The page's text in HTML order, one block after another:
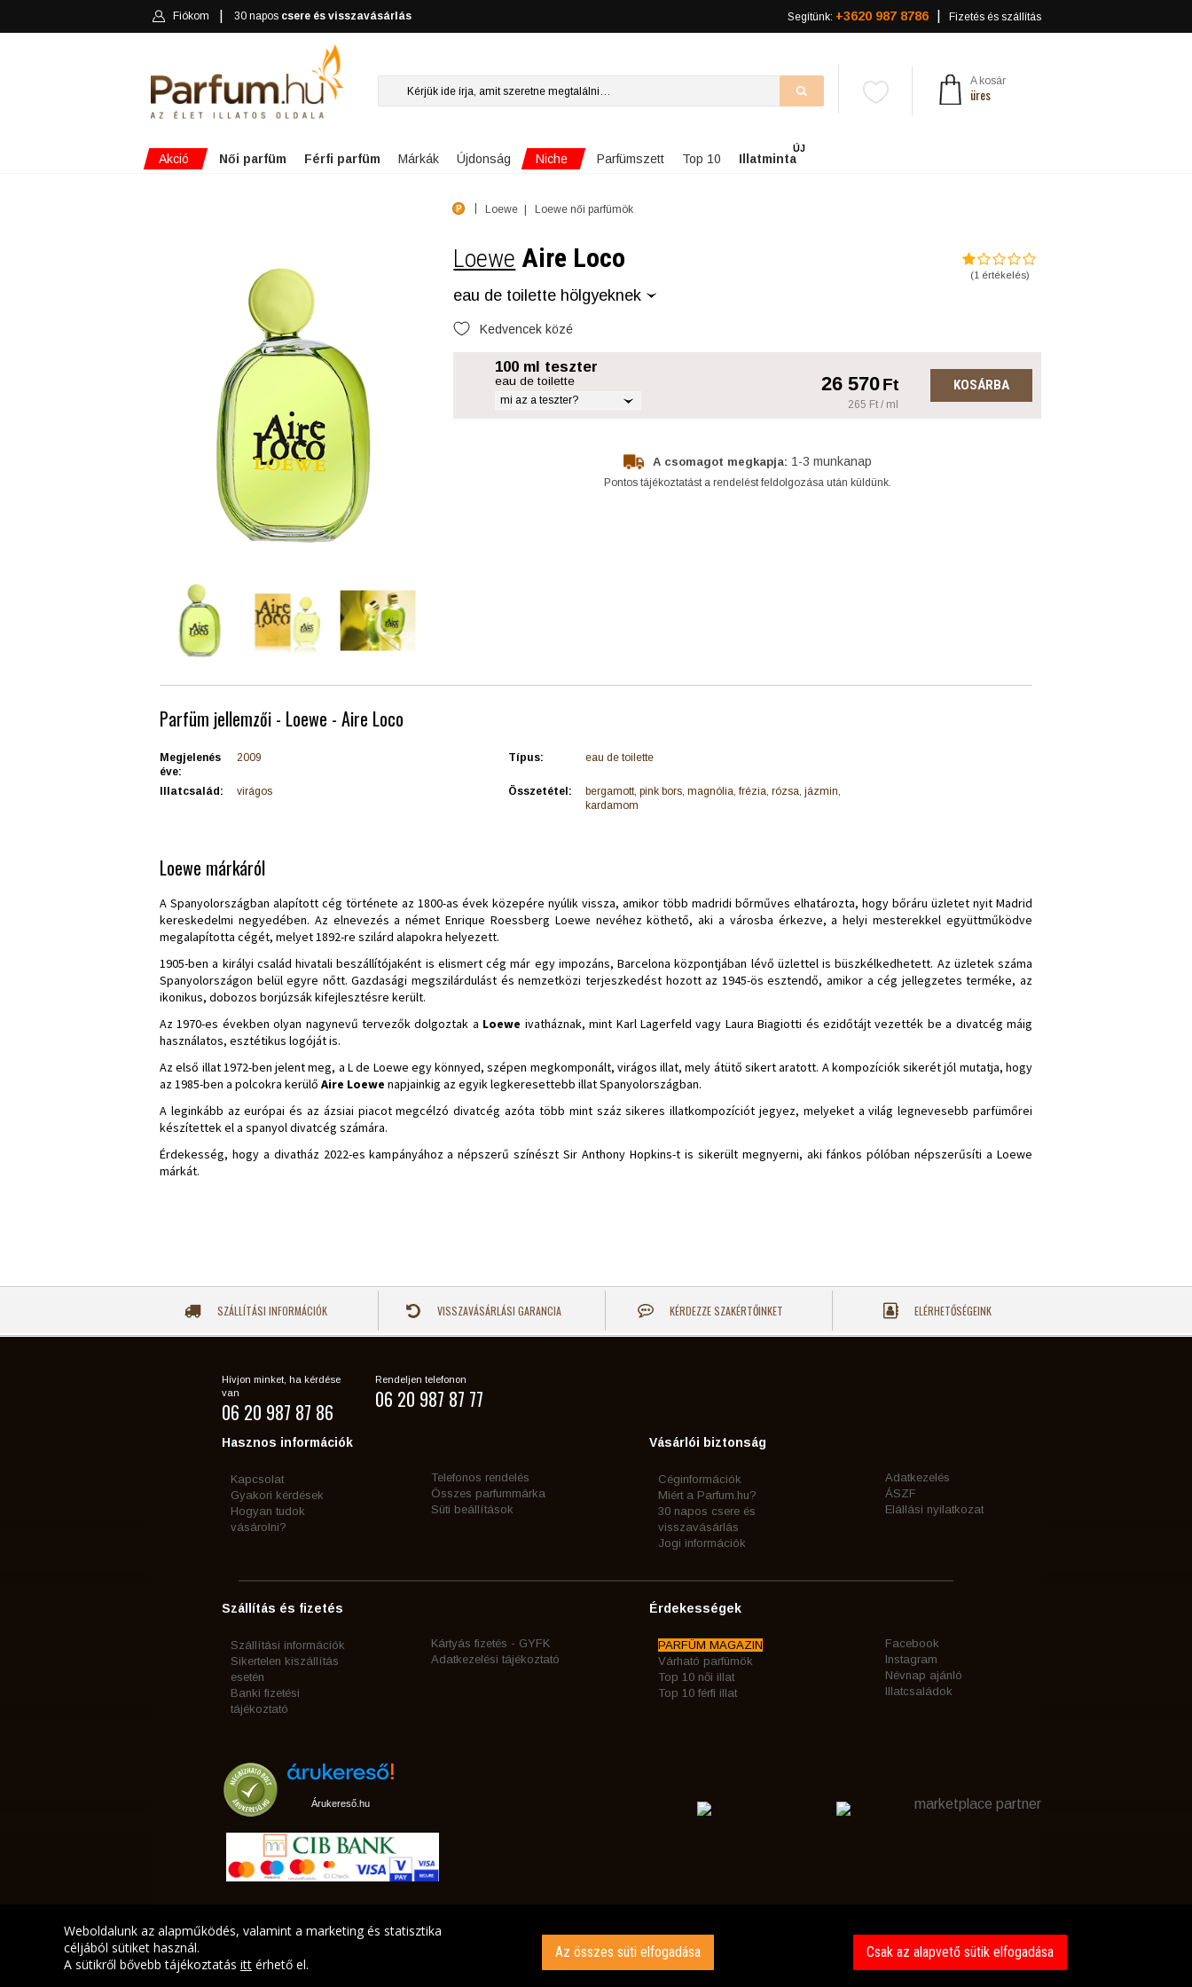
Fiókom 30 napos csere és visszavásárlás Segítünk: +3620 987 8786 Fizetés és szállítás
A kosár
üres
Akció Női parfüm Férfi parfüm Márkák Újdonság Niche Parfümszett Top 10 Illatminta
ÚJ
Loewe Loewe női parfümök
Loewe Aire Loco
eau de toilette hölgyeknek
Kedvencek közé
(1 értékelés)
100 ml teszter
eau de toilette
mi az a teszter?
26 570Ft
265 Ft / ml
KOSÁRBA
A csomagot megkapja: 1-3 munkanap
Pontos tájékoztatást a rendelést feldolgozása után küldünk.
Parfüm jellemzői - Loewe - Aire Loco
Megjelenés
éve:
2009 Típus: eau de toilette
Illatcsalád: virágos Összetétel:
bergamott, pink bors, magnólia, frézia, rózsa, jázmin,
kardamom
Loewe márkáról
A Spanyolországban alapított cég története az 1800-as évek közepére nyúlik vissza, amikor több madridi bőrműves elhatározta, hogy bőráru üzletet nyit Madrid
kereskedelmi negyedében. Az elnevezés a német Enrique Roessberg Loewe nevéhez köthető, aki a városba érkezve, a helyi mesterekkel együttműködve
megalapította cégét, melyet 1892-re szilárd alapokra helyezett.
1905-ben a királyi család hivatali beszállítójaként is elismert cég már egy impozáns, Barcelona központjában lévő üzlettel is büszkélkedhetett. Az üzletek száma
Spanyolországon belül egyre nőtt. Gazdasági megszilárdulást és nemzetközi terjeszkedést hozott az 1945-ös esztendő, amikor a cég jellegzetes terméke, az
ikonikus, dobozos borjúzsák kifejlesztésre került.
Az 1970-es években olyan nagynevű tervezők dolgoztak a Loewe ivatháznak, mint Karl Lagerfeld vagy Laura Biagiotti és ezidőtájt vezették be a divatcég máig
használatos, esztétikus logóját is.
Az első illat 1972-ben jelent meg, a L de Loewe egy könnyed, szépen megkomponált, virágos illat, mely átütő sikert aratott. A kompozíciók sikerét jól mutatja, hogy
az 1985-ben a polcokra kerülő Aire Loewe napjainkig az egyik legkeresettebb illat Spanyolországban.
A leginkább az európai és az ázsiai piacot megcélzó divatcég azóta több mint száz sikeres illatkompozíciót jegyez, melyeket a világ legnevesebb parfümőrei
készítettek el a spanyol divatcég számára.
Érdekesség, hogy a divatház 2022-es kampányához a népszerű színészt Sir Anthony Hopkins-t is sikerült megnyerni, aki fánkos pólóban népszerűsíti a Loewe
márkát.
SZÁLLÍTÁSI INFORMÁCIÓK VISSZAVÁSÁRLÁSI GARANCIA KÉRDEZZE SZAKÉRTŐINKET ELÉRHETŐSÉGEINK
Hívjon minket, ha kérdése
van
06 20 987 87 86
Rendeljen telefonon
06 20 987 87 77
Hasznos információk
Kapcsolat
Gyakori kérdések
Hogyan tudok
vásárolni?
Telefonos rendelés
Összes parfummárka
Süti beállítások
Vásárlói biztonság
Céginformációk
Miért a Parfum.hu?
30 napos csere és
visszavásárlás
Jogi információk
Adatkezelés
ÁSZF
Elállási nyilatkozat
Szállítás és fizetés
Szállítási információk
Sikertelen kiszállítás
esetén
Banki fizetési
tájékoztató
Kártyás fizetés - GYFK
Adatkezelési tájékoztató
Érdekességek
PARFÜM MAGAZIN
Várható parfümök
Top 10 női illat
Top 10 férfi illat
Facebook
Instagram
Névnap ajánló
Illatcsaládok
Árukereső.hu marketplace partner
Weboldalunk az alapműködés, valamint a marketing és statisztika
céljából sütiket használ.
A sütikről bővebb tájékoztatás itt érhető el.
Az összes süti elfogadása Csak az alapvető sütik elfogadása